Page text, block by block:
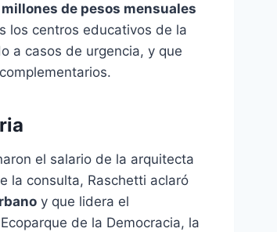
millones de pesos mensuales
los centros educativos de la
a casos de urgencia, y que
el salario de la arquitecta
la consulta, Raschetti aclaró
y que lidera el
de la Democracia, la